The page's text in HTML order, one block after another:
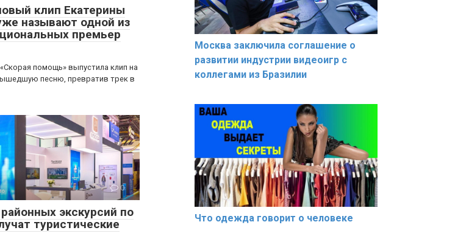
клип Екатерины
называют одной из
премьер
помощь» выпустила клип на
песню, превратив трек в
0
экскурсий по
туристические
Москва заключила соглашение о
развитии индустрии видеоигр с
коллегами из Бразилии
Что одежда говорит о человеке